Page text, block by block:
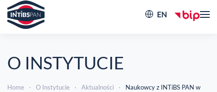
EN
O INSTYTUCIE
Home O Instytucie Aktualności
Naukowcy z INTiBS PAN w